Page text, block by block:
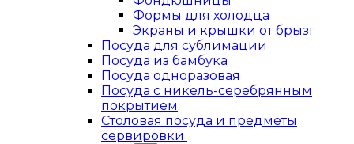
Формы для холодца
Экраны и крышки от брызг
Посуда для сублимации
Посуда из бамбука
Посуда одноразовая
Посуда с никель-серебрянным
покрытием
Столовая посуда и предметы
сервировки